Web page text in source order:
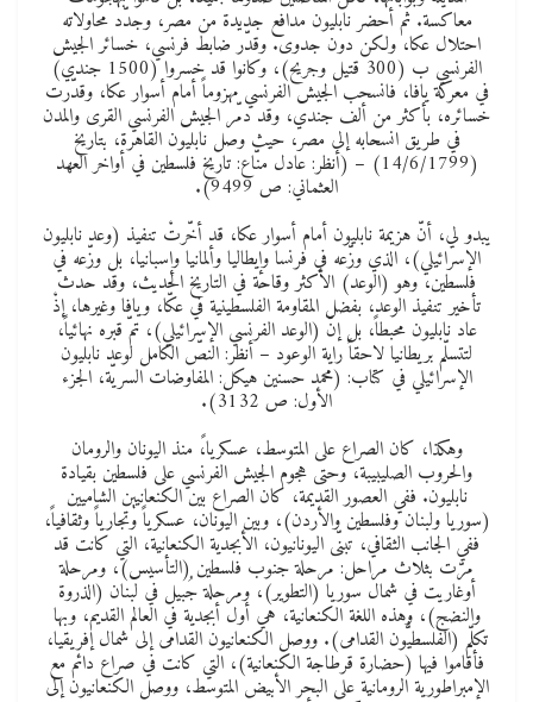
معاكسة. ثم أحضر نابليون مدافع جديدة من مصر، وجدّد محاولاته
احتلال عكا، ولكن دون جدوى. وقدّر ضابط فرنسي، خسائر الجيش
الفرنسي ب (300 قتيل وجريح)، وكانوا قد خسروا (1500 جندي)
في معركة يافا، فانسحب الجيش الفرنسي مهزوماً أمام أسوار عكا، وقدّرت
خسائره، بأكثر من ألف جندي، وقد دمّر الجيش الفرنسي القرى والمدن
في طريق انسحابه إلى مصر، حيث وصل نابليون القاهرة، بتاريخ
(14/6/1799) – (أنظر: عادل منّاع: تاريخ فلسطين في أواخر العهد
العثماني: ص 9499).
يبدو لي، أنّ هزيمة نابليون أمام أسوار عكا، قد أخّرتْ تنفيذ (وعد نابليون
الإسرائيلي)، الذي وزّعه في فرنسا وإيطاليا وألمانيا وإسبانيا، بل وزّعه في
فلسطين، وهو (الوعد) الأكثر وقاحة في التاريخ الحديث، وقد حدث
تأخير تنفيذ الوعد، بفضل المقاومة الفلسطينية في عكّا، ويافا وغيرها، إذْ
عاد نابليون محبطاً، بل إنّ (الوعد الفرنسي الإسرائيلي)، تمّ قبره نهائياً،
لتتسلّم بريطانيا لاحقاً راية الوعود – أنظر: النصّ الكامل لوعد نابليون
الإسرائيلي في كتاب: (محمد حسنين هيكل: المفاوضات السريّة، الجزء
الأول: ص 3132).
وهكذا، كان الصراع على المتوسط، عسكريا،ً منذ اليونان والرومان
والحروب الصليبيبة، وحتى هجوم الجيش الفرنسي على فلسطين بقيادة
نابليون. ففي العصور القديمة، كان الصراع بين الكنعانيين الشاميين
(سوريا ولبنان وفلسطين والأردن)، وبين اليونان، عسكرياً وتجارياً وثقافياً،
ففي الجانب الثقافي، تبنّى اليونانيون، الأبجدية الكنعانية، التي كانت قد
مرّت بثلاث مراحل: مرحلة جنوب فلسطين (التأسيس)، ومرحلة
أوغاريت في شمال سوريا (التطوير)، ومرحلة جُبيل في لبنان (الذروة
والنضج)، وهذه اللغة الكنعانية، هي أول أبجدية في العالم القديم، وبها
تكلّم (الفلسطيُّون القدامى). ووصل الكنعانيون القدامى إلى شمال إفريقيا،
فأقاموا فيها (حضارة قرطاجة الكنعانية)، التي كانت في صراع دائم مع
الإمبراطورية الرومانية على البحر الأبيض المتوسط، ووصل الكنعانيون إلى